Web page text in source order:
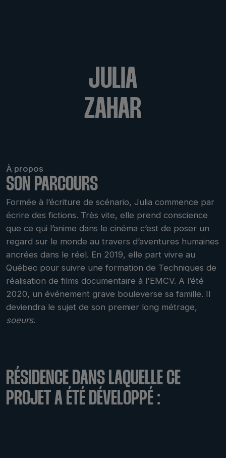
JULIA
ZAHAR
À propos
SON PARCOURS
Formée à l’écriture de scénario, Julia commence par
écrire des fictions. Très vite, elle prend conscience
que ce qui l’anime dans le cinéma c’est de poser un
regard sur le monde au travers d’aventures humaines
ancrées dans le réel. En 2019, elle part vivre au
Québec pour suivre une formation de Techniques de
réalisation de films documentaire à l'EMCV. A l’été
2020, un événement grave bouleverse sa famille. Il
deviendra le sujet de son premier long métrage,
soeurs.
RÉSIDENCE DANS LAQUELLE CE
PROJET A ÉTÉ DÉVELOPPÉ :